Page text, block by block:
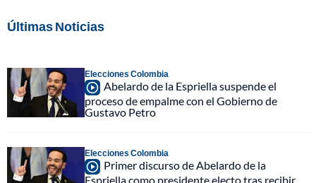
Últimas Noticias
Elecciones Colombia
Abelardo de la Espriella suspende el
proceso de empalme con el Gobierno de
Gustavo Petro
Elecciones Colombia
Primer discurso de Abelardo de la
Espriella como presidente electo tras recibir